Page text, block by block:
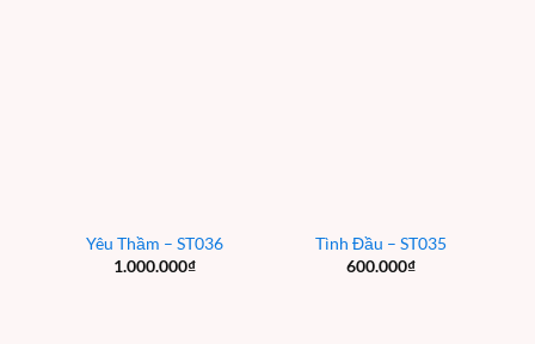
Yêu Thầm – ST036
1.000.000₫
Tình Đầu – ST035
600.000₫